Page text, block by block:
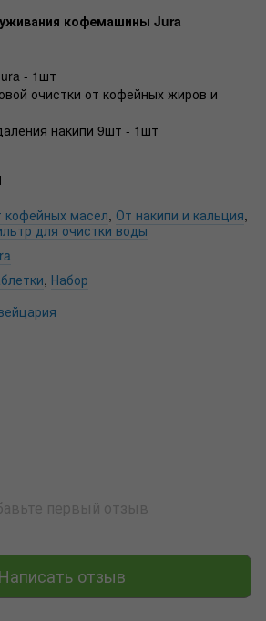
кофемашины Jura
- 1шт
очистки от кофейных жиров и
накипи 9шт - 1шт
кофейных масел, От накипи и кальция,
для очистки воды
, Набор
первый отзыв
Написать отзыв